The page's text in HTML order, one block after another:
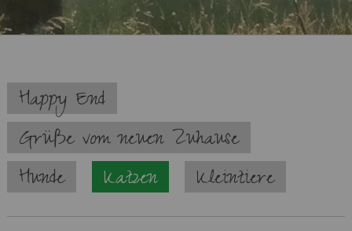
Navigation
überspringen
Happy End
Grüße vom neuen Zuhause
Hunde
Katzen Kleintiere